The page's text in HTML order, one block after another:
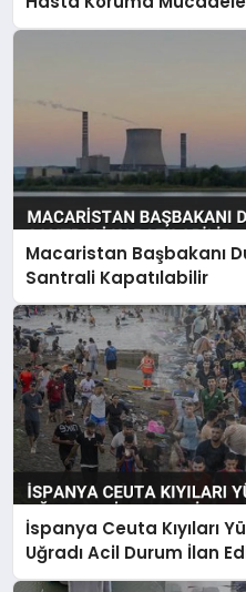
Macaristan Başbakanı
Santrali Kapatılabilir
İspanya Ceuta Kıyıları
Uğradı Acil Durum İlan